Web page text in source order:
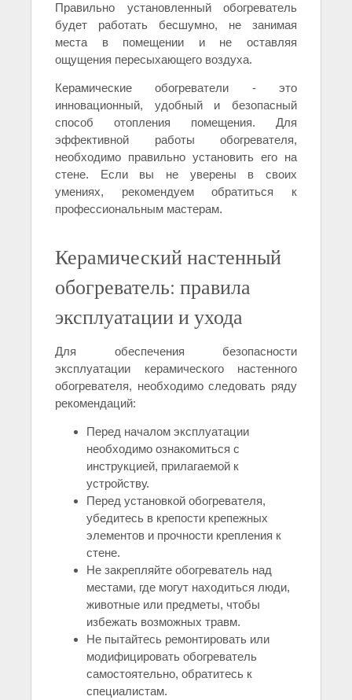
Правильно установленный обогреватель
будет работать бесшумно, не занимая
места в помещении и не оставляя
ощущения пересыхающего воздуха.
Керамические обогреватели - это
инновационный, удобный и безопасный
способ отопления помещения. Для
эффективной работы обогревателя,
необходимо правильно установить его на
стене. Если вы не уверены в своих
умениях, рекомендуем обратиться к
профессиональным мастерам.
Керамический настенный
обогреватель: правила
эксплуатации и ухода
Для обеспечения безопасности
эксплуатации керамического настенного
обогревателя, необходимо следовать ряду
рекомендаций:
Перед началом эксплуатации
необходимо ознакомиться с
инструкцией, прилагаемой к
устройству.
Перед установкой обогревателя,
убедитесь в крепости крепежных
элементов и прочности крепления к
стене.
Не закрепляйте обогреватель над
местами, где могут находиться люди,
животные или предметы, чтобы
избежать возможных травм.
Не пытайтесь ремонтировать или
модифицировать обогреватель
самостоятельно, обратитесь к
специалистам.